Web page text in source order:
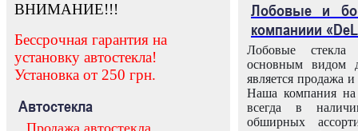
ВНИМАНИЕ!!!
Бессрочная гарантия на
установку автостекла!
Установка от 250 грн.
Автостекла
Продажа автостекла
Лобовые и
компаниии
Лобовые
основным видом
является продажа и
Наша компания на
всегда в
обширных